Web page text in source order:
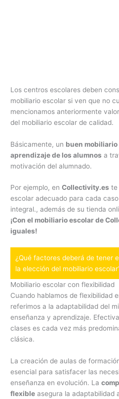
Los centros escolares deben
mobiliario escolar si ven que no
mencionamos anteriormente
del mobiliario escolar de calidad.
Básicamente, un buen mobiliario
aprendizaje de los alumnos a
motivación del alumnado.
Por ejemplo, enCollectivity.es te
escolar adecuado para cada
integral., además de su tienda
¡Con el mobiliario escolar de
iguales!
¿Qué factores deberá de tener
la elección del mobiliario
Mobiliario escolar con flexibilidad
Cuando hablamos de flexibilidad
referimos a la adaptabilidad del
enseñanza y aprendizaje.
clases es cada vez más
clásica.
La creación de aulas de
esencial para satisfacer las
enseñanza en evolución. La
flexible asegura la adaptabilidad